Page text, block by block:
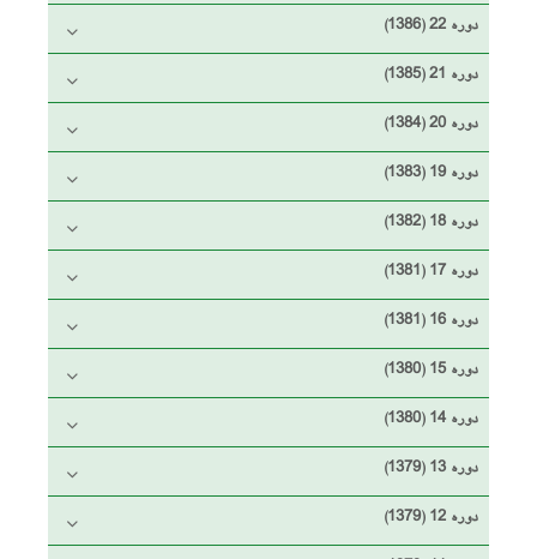
دوره 22 (1386)
دوره 21 (1385)
دوره 20 (1384)
دوره 19 (1383)
دوره 18 (1382)
دوره 17 (1381)
دوره 16 (1381)
دوره 15 (1380)
دوره 14 (1380)
دوره 13 (1379)
دوره 12 (1379)